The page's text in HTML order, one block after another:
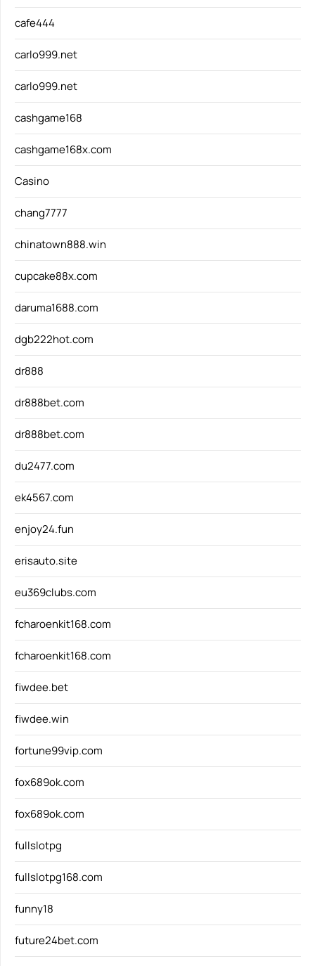
cafe444
carlo999.net
carlo999.net
cashgame168
cashgame168x.com
Casino
chang7777
chinatown888.win
cupcake88x.com
daruma1688.com
dgb222hot.com
dr888
dr888bet.com
dr888bet.com
du2477.com
ek4567.com
enjoy24.fun
erisauto.site
eu369clubs.com
fcharoenkit168.com
fcharoenkit168.com
fiwdee.bet
fiwdee.win
fortune99vip.com
fox689ok.com
fox689ok.com
fullslotpg
fullslotpg168.com
funny18
future24bet.com